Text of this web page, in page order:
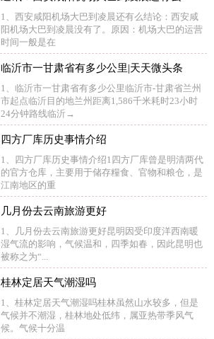
1、西安咸阳机场大巴到凌晨还有么结论：西安咸
阳机场大巴到凌晨没有了。原因：机场大巴的运营
时间一般是在
临沂市一甘肃省有多少公里|天天微头条
1、临沂市一甘肃省有多少公里临沂市-甘肃省兰州
市起点临沂目的地兰州距离1,586千米耗时23小时
24分钟路线临沂→
四方厂库历史事情介绍
1、四方厂库历史事情介绍1四方厂库曾是明清两代
的官方仓库，主要用于储存糧食、官物和粮仓，是
江南地区的重
几月份去云南旅游更好
1、几月份去云南旅游更好昆明因受印度洋西南暖
湿气流的影响，气候温和，四季如春，因此昆明也
被称之为“...
桂林定居天气潮湿吗
1、桂林定居天气潮湿吗桂林虽然山水较多，但是
气候并不潮湿，桂林地处低纬，属亚热带季风气
候。气候十分温